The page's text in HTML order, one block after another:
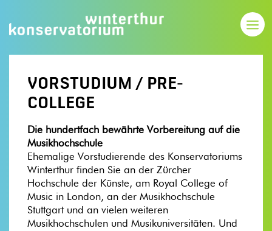
VORSTUDIUM / PRE-
COLLEGE
Die hundertfach bewährte Vorbereitung auf die
Musikhochschule
Ehemalige Vorstudierende des Konservatoriums
Winterthur finden Sie an der Zürcher
Hochschule der Künste, am Royal College of
Music in London, an der Musikhochschule
Stuttgart und an vielen weiteren
Musikhochschulen und Musikuniversitäten. Und